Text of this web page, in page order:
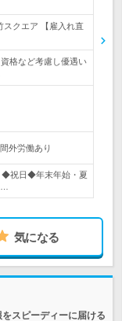
スクエア 【雇入れ直
格など考慮し優遇い
外労働あり
◆祝日◆年末年始・夏
気になる
スピーディーに届ける